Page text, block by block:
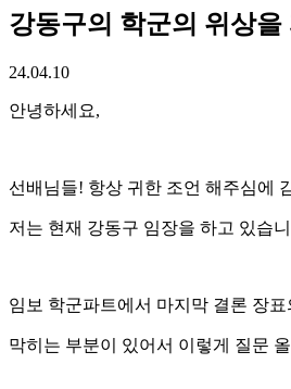
강동구의 학군의 위상
24.04.10
안녕하세요,
선배님들! 항상 귀한 조언 해주심에
저는 현재 강동구 임장을 하고 있습
임보 학군파트에서 마지막 결론 장표
막히는 부분이 있어서 이렇게 질문